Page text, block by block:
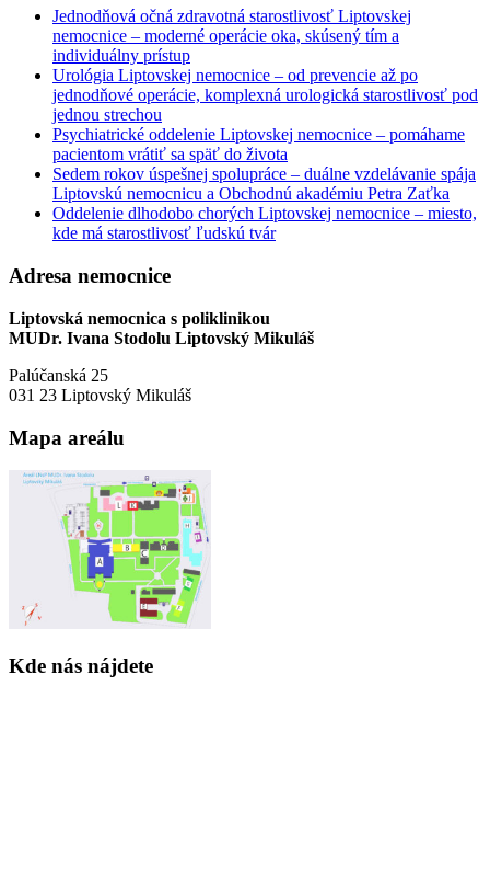
Jednodňová očná zdravotná starostlivosť Liptovskej
nemocnice – moderné operácie oka, skúsený tím a
individuálny prístup
Urológia Liptovskej nemocnice – od prevencie až po
jednodňové operácie, komplexná urologická starostlivosť pod
jednou strechou
Psychiatrické oddelenie Liptovskej nemocnice – pomáhame
pacientom vrátiť sa späť do života
Sedem rokov úspešnej spolupráce – duálne vzdelávanie spája
Liptovskú nemocnicu a Obchodnú akadémiu Petra Zaťka
Oddelenie dlhodobo chorých Liptovskej nemocnice – miesto,
kde má starostlivosť ľudskú tvár
Adresa nemocnice
Liptovská nemocnica s poliklinikou
MUDr. Ivana Stodolu Liptovský Mikuláš
Palúčanská 25
031 23 Liptovský Mikuláš
Mapa areálu
Kde nás nájdete